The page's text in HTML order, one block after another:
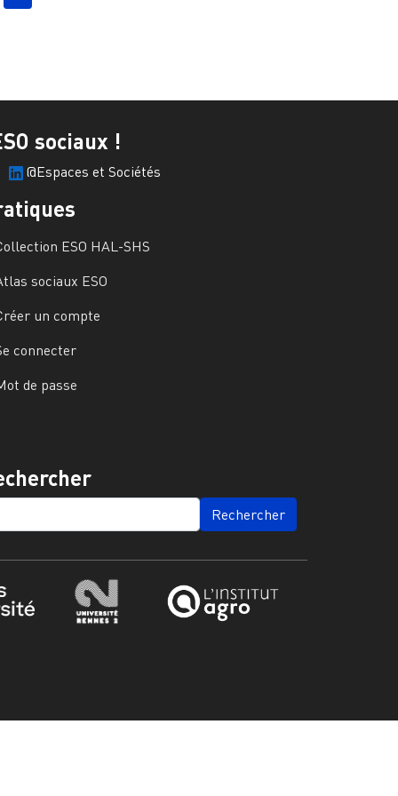
sociaux !
@Espaces et Sociétés
ESO HAL-SHS
sociaux ESO
un compte
connecter
de passe